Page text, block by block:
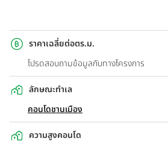
ราคาเฉลี่ยต่อตร.ม.
โปรดสอบถามข้อมูลกับทางโครงการ
ลักษณะทำเล
คอนโดชานเมือง
ความสูงคอนโด